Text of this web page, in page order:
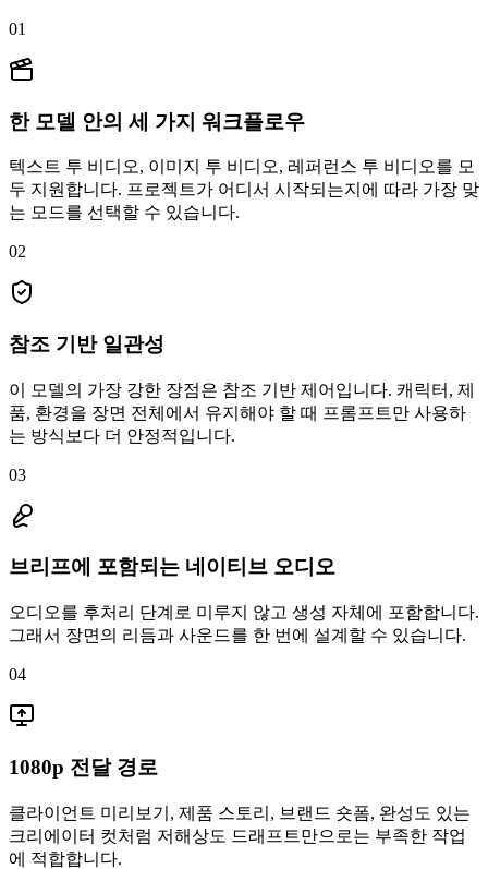
01
한 모델 안의 세 가지 워크플로우
텍스트 투 비디오, 이미지 투 비디오, 레퍼런스 투 비디오를 모
두 지원합니다. 프로젝트가 어디서 시작되는지에 따라 가장 맞
는 모드를 선택할 수 있습니다.
02
참조 기반 일관성
이 모델의 가장 강한 장점은 참조 기반 제어입니다. 캐릭터, 제
품, 환경을 장면 전체에서 유지해야 할 때 프롬프트만 사용하
는 방식보다 더 안정적입니다.
03
브리프에 포함되는 네이티브 오디오
오디오를 후처리 단계로 미루지 않고 생성 자체에 포함합니다.
그래서 장면의 리듬과 사운드를 한 번에 설계할 수 있습니다.
04
1080p 전달 경로
클라이언트 미리보기, 제품 스토리, 브랜드 숏폼, 완성도 있는
크리에이터 컷처럼 저해상도 드래프트만으로는 부족한 작업
에 적합합니다.